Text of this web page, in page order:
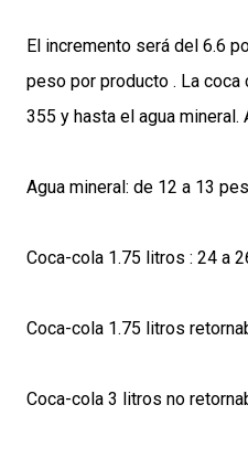
El incremento será del 6.6
peso por producto . La
355 y hasta el agua mineral.
Agua mineral: de 12 a 13
Coca-cola 1.75 litros : 24 a
Coca-cola 1.75 litros
Coca-cola 3 litros no